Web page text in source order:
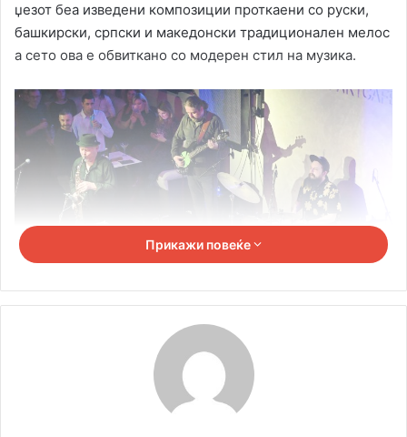
џезот беа изведени композиции проткаени со руски,
башкирски, српски и македонски традиционален мелос
а сето ова е обвиткано со модерен стил на музика.
Васил Хаџиманов и Олег Киреев пред две години
започнаа соработка, истражувајќи го спојот на
традиционалната музика со западниот, модерен, стил
Прикажи повеќе